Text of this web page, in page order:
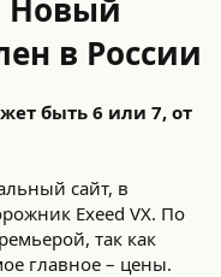
Новый
в России
быть 6 или 7, от
сайт, в
Exeed VX. По
так как
главное – цены.